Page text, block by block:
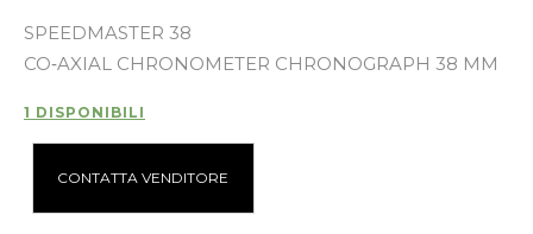
SPEEDMASTER 38
CO‑AXIAL CHRONOMETER CHRONOGRAPH 38 MM
1 DISPONIBILI
CONTATTA VENDITORE
t